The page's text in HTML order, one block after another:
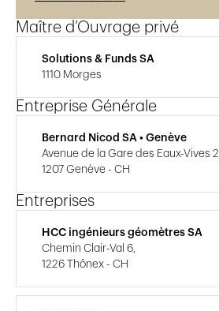
Maître d’Ouvrage privé
Solutions & Funds SA
1110 Morges
Entreprise Générale
Bernard Nicod SA • Genève
Avenue de la Gare des Eaux-Vives 2,
1207 Genève - CH
Entreprises
HCC ingénieurs géomètres SA
Chemin Clair-Val 6,
1226 Thônex - CH